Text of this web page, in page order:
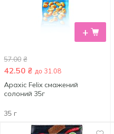
+
57.00 ₴
42.50 ₴ до 31.08
Арахіс Felix смажений
солоний 35г
35 г